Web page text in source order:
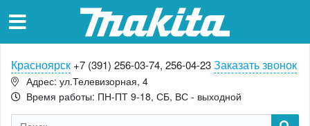
Красноярск +7 (391) 256-03-74, 256-04-23Заказать звонок
Адрес: ул.Телевизорная, 4
Время работы: ПН-ПТ 9-18, СБ, ВС - выходной